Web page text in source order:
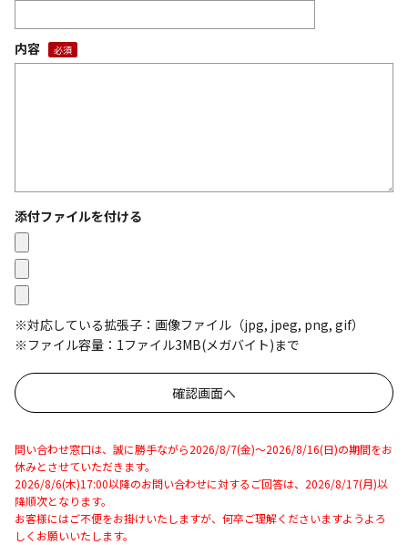
内容
添付ファイルを付ける
※対応している拡張子：画像ファイル（jpg, jpeg, png, gif）
※ファイル容量：1ファイル3MB(メガバイト)まで
問い合わせ窓口は、誠に勝手ながら2026/8/7(金)～2026/8/16(日)の期間をお
休みとさせていただきます。
2026/8/6(木)17:00以降のお問い合わせに対するご回答は、2026/8/17(月)以
降順次となります。
お客様にはご不便をお掛けいたしますが、何卒ご理解くださいますようよろ
しくお願いいたします。